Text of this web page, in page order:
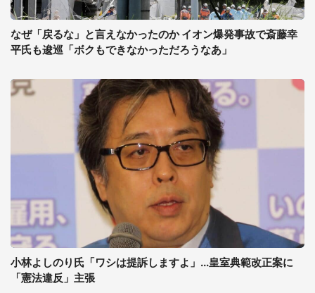
なぜ「戻るな」と言えなかったのか イオン爆発事故で斎藤幸
平氏も逡巡「ボクもできなかっただろうなあ」
小林よしのり氏「ワシは提訴しますよ」...皇室典範改正案に
「憲法違反」主張